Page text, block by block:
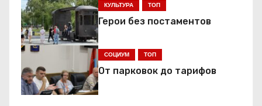
и
я
п
о
КУЛЬТУРА ТОП
Герои без постаментов
СОЦИУМ ТОП
От парковок до тарифов